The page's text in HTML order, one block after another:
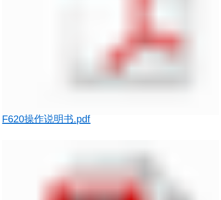
F620操作说明书.pdf